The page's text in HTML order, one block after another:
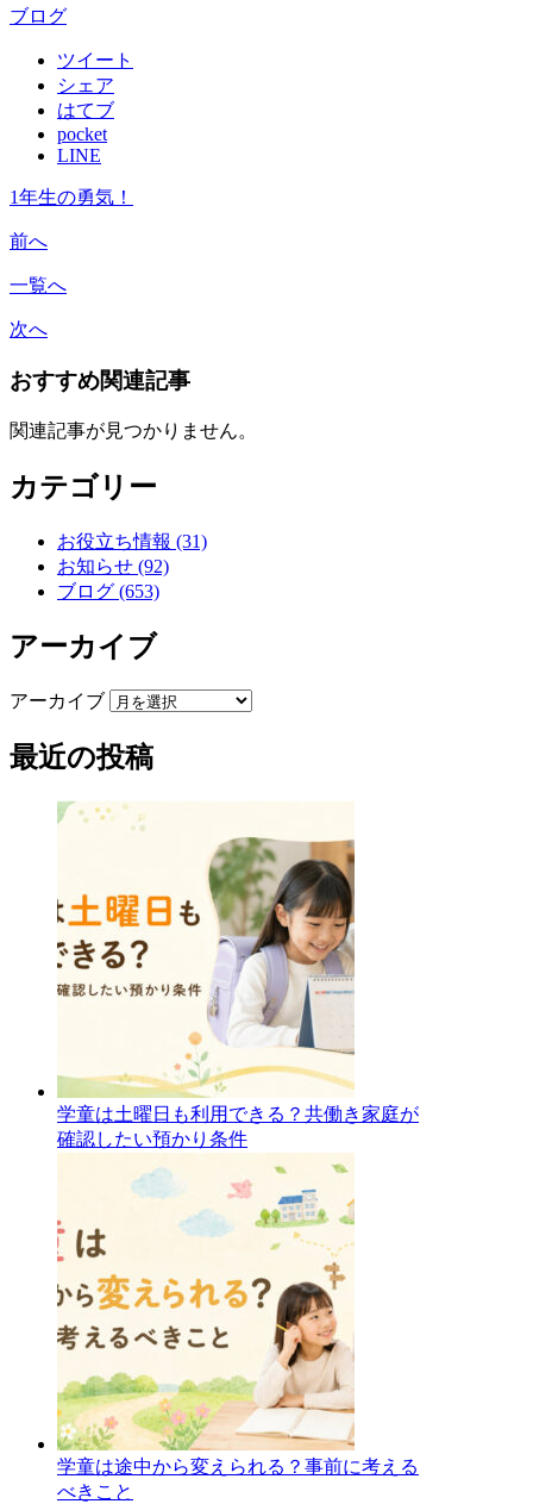
ブログ
ツイート
シェア
はてブ
pocket
LINE
1年生の勇気！
前へ
一覧へ
次へ
おすすめ関連記事
関連記事が見つかりません。
カテゴリー
お役立ち情報 (31)
お知らせ (92)
ブログ (653)
アーカイブ
アーカイブ
最近の投稿
学童は土曜日も利用できる？共働き家庭が
確認したい預かり条件
学童は途中から変えられる？事前に考える
べきこと